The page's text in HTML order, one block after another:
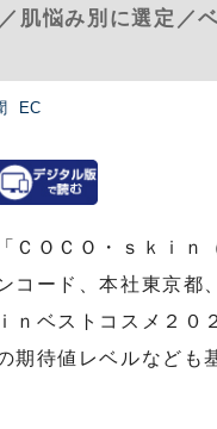
肌悩み別に選定／
EC
ＯＣＯ・ｓｋｉｎ
コード、本社東京都
ｎベストコスメ２０
期待値レベルなども